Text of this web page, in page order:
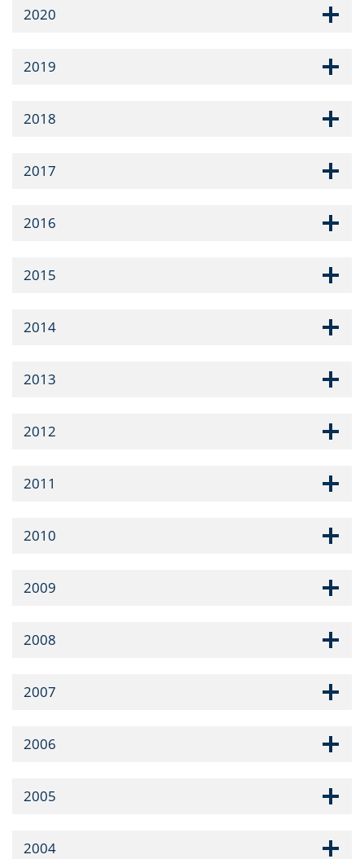
2020
2019
2018
2017
2016
2015
2014
2013
2012
2011
2010
2009
2008
2007
2006
2005
2004